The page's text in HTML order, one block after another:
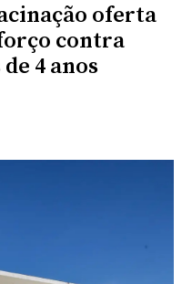
oferta
contra
4 anos